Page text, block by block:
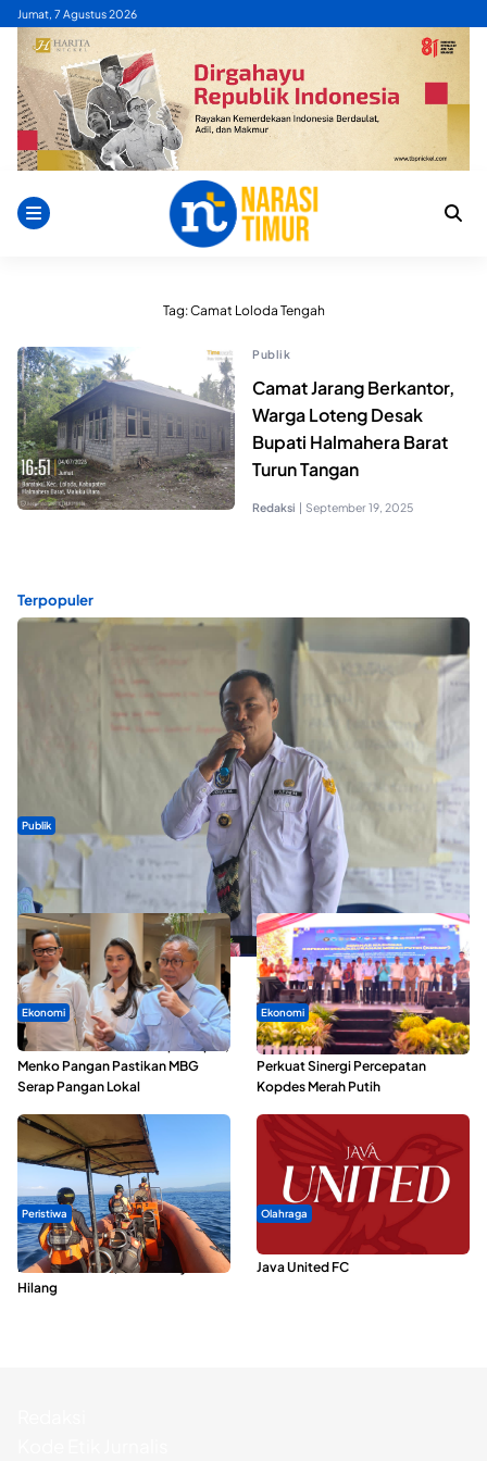
Skip
content
Jumat, 7 Agustus 2026
Tag:Camat Loloda Tengah
Publik
Camat Jarang Berkantor,
Warga Loteng Desak
Bupati Halmahera Barat
Turun Tangan
Redaksi | September 19, 2025
Terpopuler
Publik
ABDESI Morotai Apresiasi Penyaluran ADD Rp3,13 Miliar untuk
88 Desa
Ekonomi
SPPG di Maluku Utara Dipercepat,
Menko Pangan Pastikan MBG
Serap Pangan Lokal
Ekonomi
Seminar di Ternate, Mendes
Perkuat Sinergi Percepatan
Kopdes Merah Putih
Peristiwa
Dua Longboat Bertabrakan di
Perairan Taliabu, Satu Nelayan
Hilang
Olahraga
Dari Malut United Berubah Jadi
Java United FC